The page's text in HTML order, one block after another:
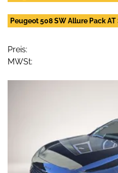
Peugeot 508 SW Allure Pack
Preis:
MWSt: